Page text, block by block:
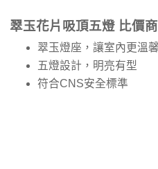
翠玉花片吸頂五燈 比價
翠玉燈座，讓室內更溫馨
五燈設計，明亮有型
符合CNS安全標準